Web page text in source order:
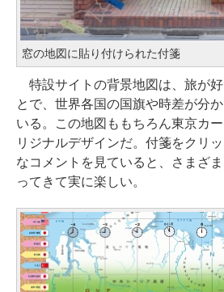
窓の地図に貼り付けられた付箋
特設サイトの背景地図は、旅が好
とで、世界各国の国旗や時差が分
いる。この地図ももちろん東京カ
リジナルデザインだ。付箋をクリ
なコメントを見ていると、さまざ
ってきて実に楽しい。